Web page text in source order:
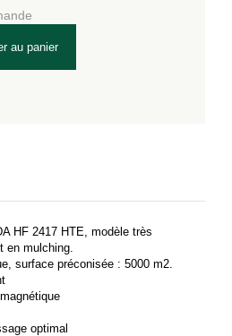
au panier
HF 2417 HTE, modèle très
en mulching.
surface préconisée : 5000 m2.
optimal